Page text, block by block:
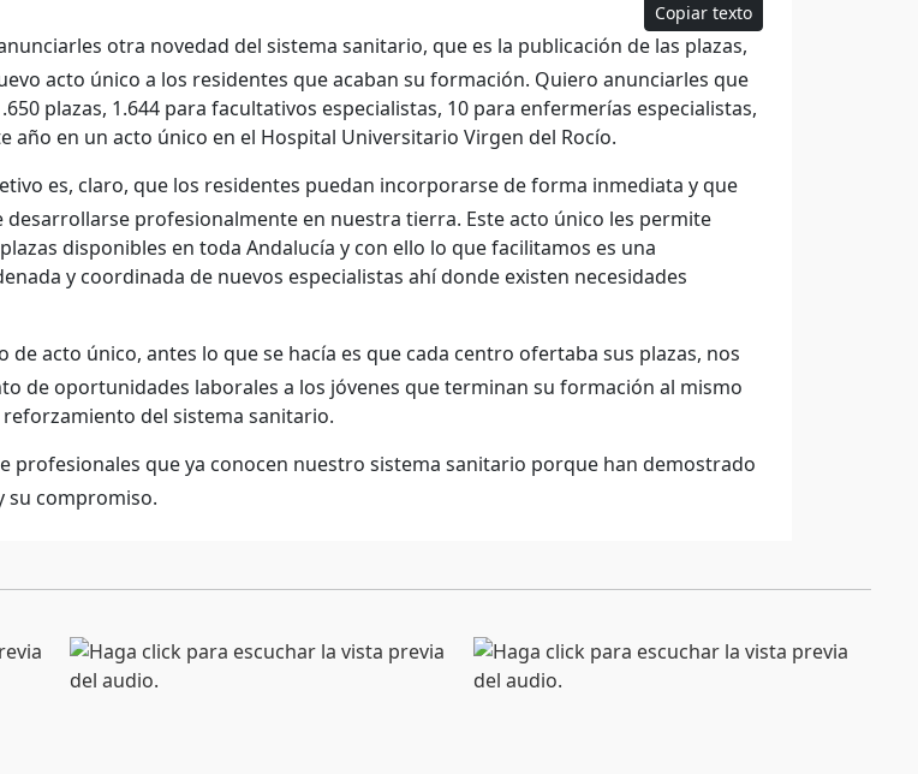
Copiar texto
otra novedad del sistema sanitario, que es la publicación de las plazas,
acto único a los residentes que acaban su formación. Quiero anunciarles que
plazas, 1.644 para facultativos especialistas, 10 para enfermerías especialistas,
año en un acto único en el Hospital Universitario Virgen del Rocío.
es, claro, que los residentes puedan incorporarse de forma inmediata y que
profesionalmente en nuestra tierra. Este acto único les permite
disponibles en toda Andalucía y con ello lo que facilitamos es una
y coordinada de nuevos especialistas ahí donde existen necesidades
de acto único, antes lo que se hacía es que cada centro ofertaba sus plazas, nos
de oportunidades laborales a los jóvenes que terminan su formación al mismo
del sistema sanitario.
profesionales que ya conocen nuestro sistema sanitario porque han demostrado
su compromiso.